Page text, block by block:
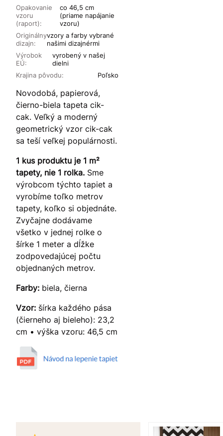
Opakovanie
vzoru
(raport):
co 46,5 cm
(priame napájanie
vzoru)
Originálny
dizajn:
vzory a farby vybrané
našimi dizajnérmi
Výrobok
EÚ:
vyrobený v našej
dielni
Krajina pôvodu: Poľsko
Novodobá, papierová,
čierno-biela tapeta cik-
cak. Veľký a moderný
geometrický vzor cik-cak
sa teší veľkej populárnosti.
1 kus produktu je 1 m²
tapety, nie 1 rolka. Sme
výrobcom týchto tapiet a
vyrobíme toľko metrov
tapety, koľko si objednáte.
Zvyčajne dodávame
všetko v jednej rolke o
šírke 1 meter a dĺžke
zodpovedajúcej počtu
objednaných metrov.
Farby: biela, čierna
Vzor: šírka každého pása
(čierneho aj bieleho): 23,2
cm • výška vzoru: 46,5 cm